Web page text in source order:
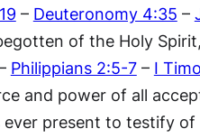
– Deuteronomy 4:35 –
of the Holy
Philippians 2:5-7– I
and power of all
present to testify